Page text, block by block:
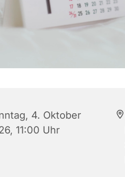
4. Oktober
11:00 Uhr